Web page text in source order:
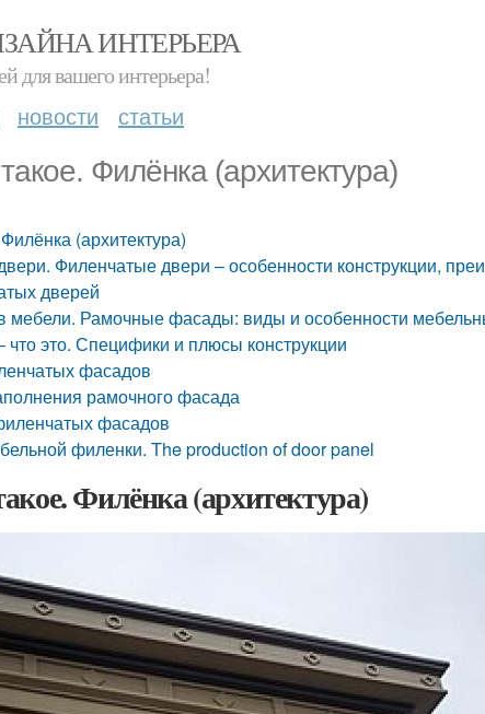
ИНТЕРЬЕРА
для вашего интерьера!
новости статьи
Филёнка (архитектура)
(архитектура)
Филенчатые двери – особенности конструкции,
дверей
в мебели. Рамочные фасады: виды и особенности
это. Специфики и плюсы конструкции
фасадов
рамочного фасада
фасадов
филенки. The production of door panel
Филёнка (архитектура)